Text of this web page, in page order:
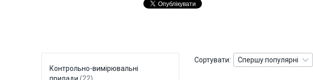
Сортувати: Спершу популярні
Контрольно-вимірювальні